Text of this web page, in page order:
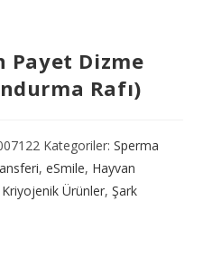
Payet Dizme
Rafı)
Kategoriler:Sperma
,eSmile, Hayvan
Kriyojenik Ürünler,Şark